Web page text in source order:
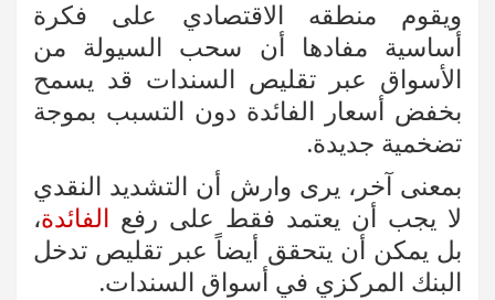
ويقوم منطقه الاقتصادي على فكرة
أساسية مفادها أن سحب السيولة من
الأسواق عبر تقليص السندات قد يسمح
بخفض أسعار الفائدة دون التسبب بموجة
تضخمية جديدة.
بمعنى آخر، يرى وارش أن التشديد النقدي
لا يجب أن يعتمد فقط على رفع
الفائدة،
بل يمكن أن يتحقق أيضاً عبر تقليص تدخل
البنك المركزي في أسواق السندات.